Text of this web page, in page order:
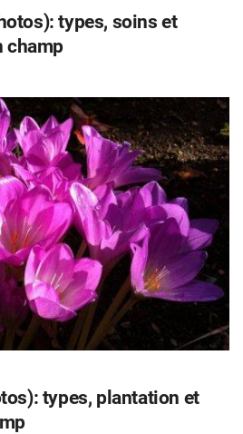
types, soins et
champ
types, plantation et